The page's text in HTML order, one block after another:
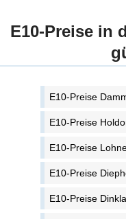
E10-Preise in
E10-Preise
E10-Preise
E10-Preise
E10-Preise
E10-Preise